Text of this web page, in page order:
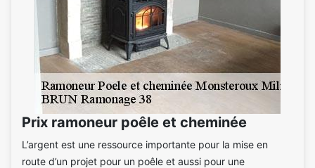
Prix ramoneur poêle et cheminée
L’argent est une ressource importante pour la mise en
route d’un projet pour un poêle et aussi pour une